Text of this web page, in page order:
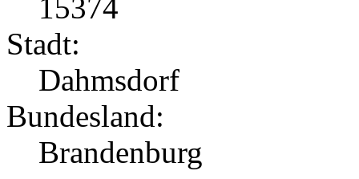
15374
Stadt:
Dahmsdorf
Bundesland:
Brandenburg